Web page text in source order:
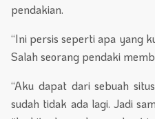
pendakian.
“Ini persis seperti apa yang
Salah seorang pendaki
“Aku dapat dari sebuah
sudah tidak ada lagi. Jadi